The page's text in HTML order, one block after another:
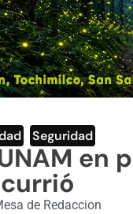
Seguridad
en
de Redaccion